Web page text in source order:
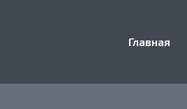
Главная